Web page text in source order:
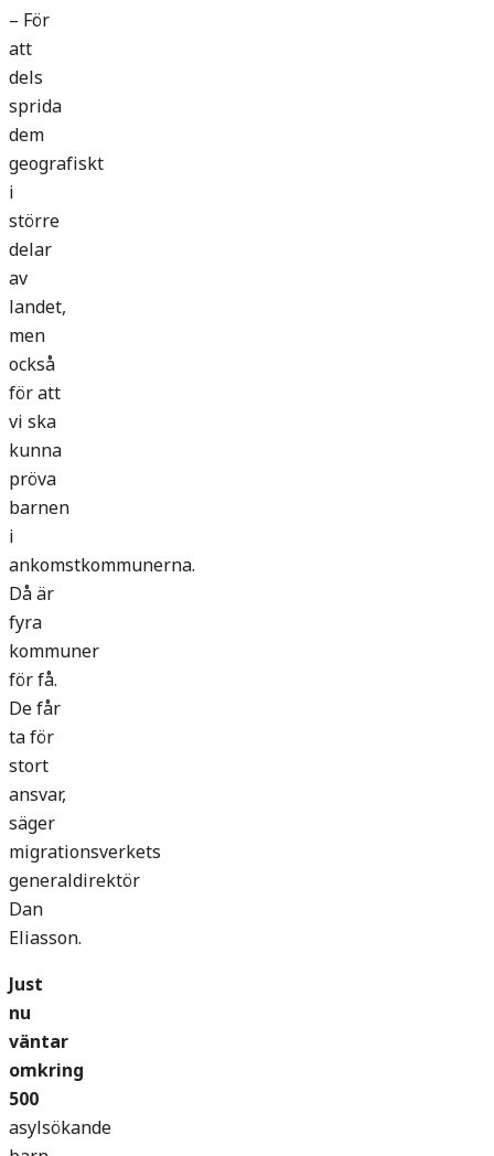
– För
att
dels
sprida
dem
geografiskt
i
större
delar
av
landet,
men
också
för att
vi ska
kunna
pröva
barnen
i
ankomstkommunerna.
Då är
fyra
kommuner
för få.
De får
ta för
stort
ansvar,
säger
migrationsverkets
generaldirektör
Dan
Eliasson.
Just
nu
väntar
omkring
500
asylsökande